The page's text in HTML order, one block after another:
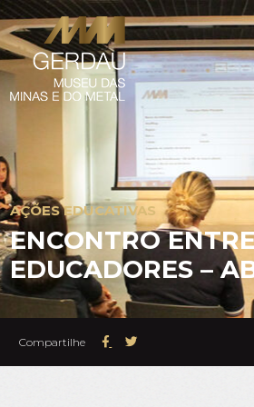
AÇÕES EDUCATIVAS
ENCONTRO
EDUCADORES –
Compartilhe